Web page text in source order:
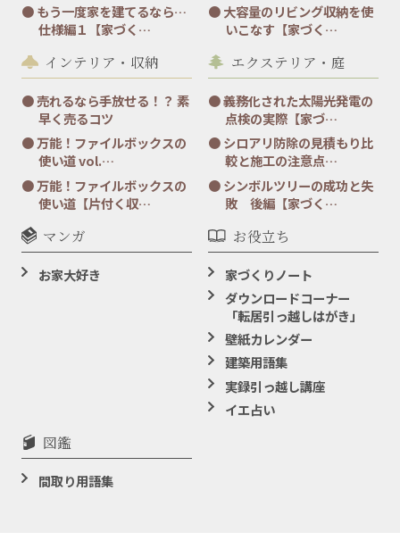
もう一度家を建てるなら…
仕様編１【家づく…
大容量のリビング収納を使
いこなす【家づく…
インテリア・収納
売れるなら手放せる！？ 素
早く売るコツ
万能！ファイルボックスの
使い道 vol.…
万能！ファイルボックスの
使い道【片付く収…
エクステリア・庭
義務化された太陽光発電の
点検の実際【家づ…
シロアリ防除の見積もり比
較と施工の注意点…
シンボルツリーの成功と失
敗 後編【家づく…
マンガ
お家大好き
お役立ち
家づくりノート
ダウンロードコーナー
「転居引っ越しはがき」
壁紙カレンダー
建築用語集
実録引っ越し講座
イエ占い
図鑑
間取り用語集